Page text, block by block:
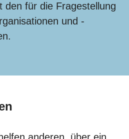
den für die Fragestellung
und -